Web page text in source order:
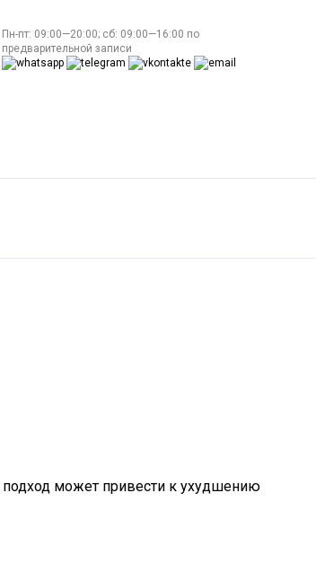
Пн-пт: 09:00—20:00; сб: 09:00—16:00 по
предварительной записи
подход может привести к ухудшению